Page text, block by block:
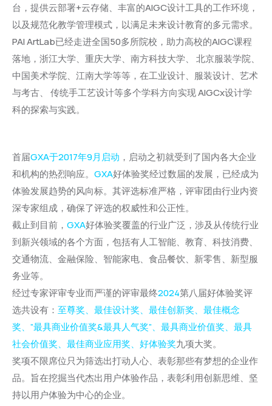
台，提供云部署+云存储、丰富的AIGC设计工具的工作环境，
以及规范化教学管理模式，以满足未来设计教育的多元需求。
PAI ArtLab已经走进全国50多所院校，助力高校的AIGC课程
落地，浙江大学、重庆大学、南方科技大学、 北京服装学院、
中国美术学院、江南大学等等，在工业设计、服装设计、艺术
与考古、 传统手工艺设计等多个学科方向实现 AIGCx设计学
科的探索与实践。
首届GXA于2017年9月启动 ，启动之初就受到了国内各大企业
和机构的热烈响应。 GXA好体验奖经过数届的发展，已经成为
体验发展趋势的风向标。其评选标准严格，评审团由行业内资
深专家组成，确保了评选的权威性和公正性。
截止到目前， GXA好体验奖覆盖的行业广泛，涉及从传统行业
到新兴领域的各个方面，包括有人工智能、教育、科技消费、
交通物流、金融保险、智能家电、食品餐饮、新零售、新型服
务业等。
经过专家评审专业而严谨的评审最终2024第八届好体验奖评
选共设有： 至尊奖、最佳设计奖、最佳创新奖、最佳概念
奖、”最具商业价值奖&最具人气奖”、最具商业价值奖、最具
社会价值奖、最佳商业应用奖、好体验奖九项大奖。
奖项不限席位只为筛选出打动人心、表彰那些有梦想的企业作
品。旨在挖掘当代杰出用户体验作品，表彰利用创新思维、坚
持以用户体验为中心的企业。